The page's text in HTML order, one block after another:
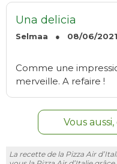
Una delicia
Selmaa ● 08/06/2021
Comme une
merveille. A refaire !
Vous
La recette de la Pizza Air